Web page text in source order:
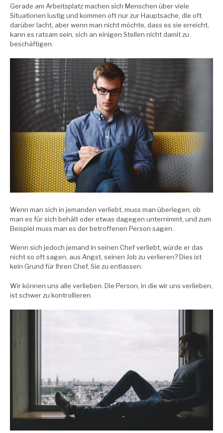
Gerade am Arbeitsplatz machen sich Menschen über viele
Situationen lustig und kommen oft nur zur Hauptsache, die oft
darüber lacht, aber wenn man nicht möchte, dass es sie erreicht,
kann es ratsam sein, sich an einigen Stellen nicht damit zu
beschäftigen.
Wenn man sich in jemanden verliebt, muss man überlegen, ob
man es für sich behält oder etwas dagegen unternimmt, und zum
Beispiel muss man es der betroffenen Person sagen.
Wenn sich jedoch jemand in seinen Chef verliebt, würde er das
nicht so oft sagen, aus Angst, seinen Job zu verlieren? Dies ist
kein Grund für Ihren Chef, Sie zu entlassen.
Wir können uns alle verlieben. Die Person, in die wir uns verlieben,
ist schwer zu kontrollieren.